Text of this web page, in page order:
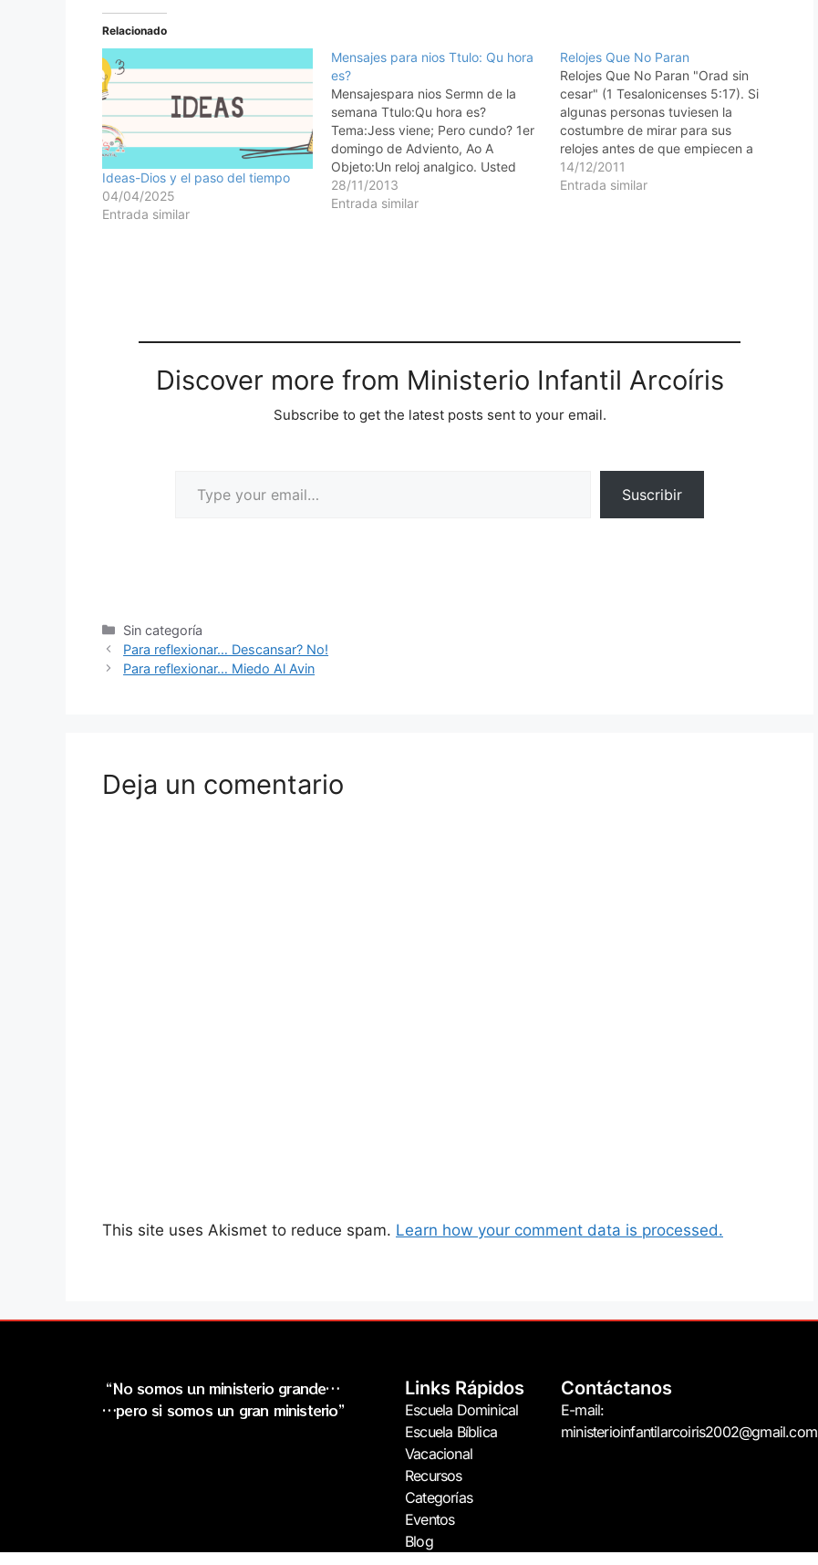
Relacionado
Ideas-Dios y el paso del tiempo
04/04/2025
Entrada similar
Mensajes para nios Ttulo: Qu hora
es?
Mensajespara nios Sermn de la
semana Ttulo:Qu hora es?
Tema:Jess viene; Pero cundo? 1er
domingo de Adviento, Ao A
Objeto:Un reloj analgico. Usted
puede hacer uno de cartulina.
Escritura:"Pero en cuanto al da y la
28/11/2013
Entrada similar
Relojes Que No Paran
Relojes Que No Paran "Orad sin
cesar" (1 Tesalonicenses 5:17). Si
algunas personas tuviesen la
costumbre de mirar para sus
relojes antes de que empiecen a
orar, ciertamente pensaran, al
terminar la oracin, que los mismos
14/12/2011
Entrada similar
Discover more from Ministerio Infantil Arcoíris
Subscribe to get the latest posts sent to your email.
Suscribir
Sin categoría
Para reflexionar… Descansar? No!
Para reflexionar… Miedo Al Avin
Deja un comentario
This site uses Akismet to reduce spam. Learn how your comment data is processed.
“No somos un ministerio grande…
…pero si somos un gran ministerio”
Links Rápidos
Escuela Dominical
Escuela Bíblica
Vacacional
Recursos
Categorías
Eventos
Blog
Contáctanos
E-mail:
ministerioinfantilarcoiris2002@gmail.com